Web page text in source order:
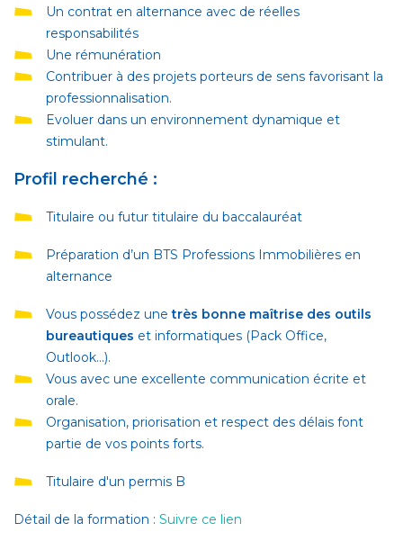
Un contrat en alternance avec de réelles
responsabilités
Une rémunération
Contribuer à des projets porteurs de sens favorisant la
professionnalisation.
Evoluer dans un environnement dynamique et
stimulant.
Profil recherché :
Titulaire ou futur titulaire du baccalauréat
Préparation d’un BTS Professions Immobilières en
alternance
Vous possédez unetrès bonne maîtrise des outils
bureautiques et informatiques (Pack Office,
Outlook...).
Vous avec une excellente communication écrite et
orale.
Organisation, priorisation et respect des délais font
partie de vos points forts.
Titulaire d'un permis B
Détail de la formation : Suivre ce lien